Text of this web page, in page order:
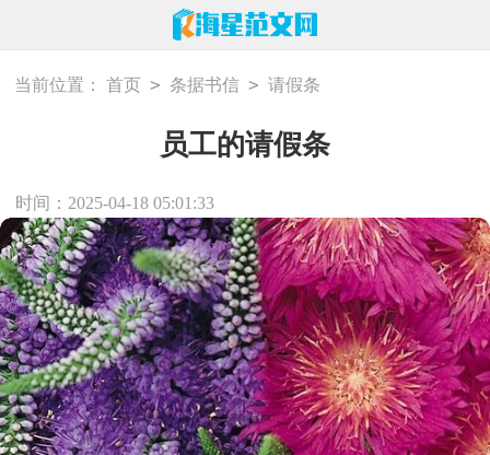
当前位置： 首页 > 条据书信 > 请假条
员工的请假条
时间：2025-04-18 05:01:33